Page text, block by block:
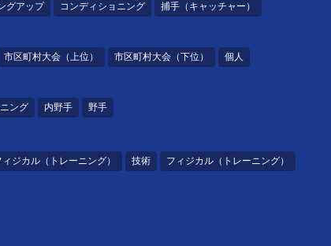
グアップ コンディショニング 捕手（キャッチャー）
市区町村大会（上位） 市区町村大会（下位） 個人
ング 内野手 野手
ィジカル（トレーニング） 技術 フィジカル（トレーニング）